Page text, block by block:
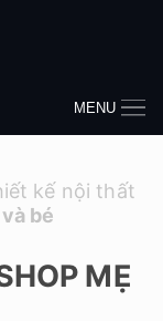
MENU
kế nội thất
bé
MẸ